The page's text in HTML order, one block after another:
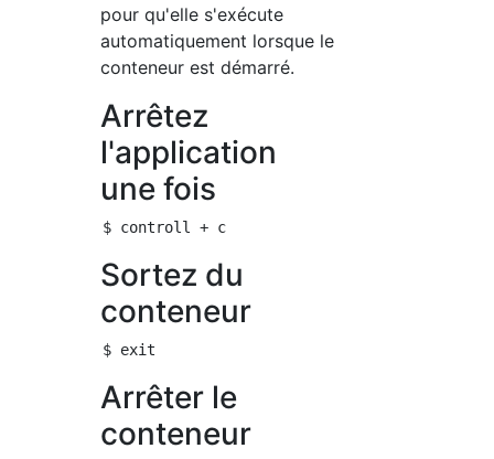
pour qu'elle s'exécute
automatiquement lorsque le
conteneur est démarré.
Arrêtez
l'application
une fois
Sortez du
conteneur
Arrêter le
conteneur